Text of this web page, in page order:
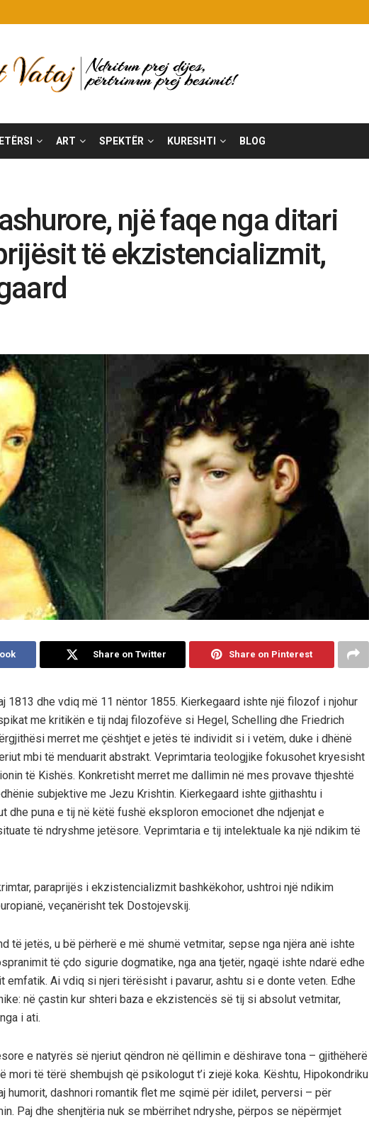
ART SPEKTËR KURESHTI BLOG
një faqe nga ditari
të ekzistencializmit,
Share on Twitter Share on Pinterest
1813 dhe vdiq më 11 nëntor 1855. Kierkegaard ishte një filozof i njohur
me kritikën e tij ndaj filozofëve si Hegel, Schelling dhe Friedrich
merret me çështjet e jetës të individit si i vetëm, duke i dhënë
mbi të menduarit abstrakt. Veprimtaria teologjike fokusohet kryesisht
të Kishës. Konkretisht merret me dallimin në mes provave thjeshtë
subjektive me Jezu Krishtin. Kierkegaard ishte gjithashtu i
dhe puna e tij në këtë fushë eksploron emocionet dhe ndjenjat e
të ndryshme jetësore. Veprimtaria e tij intelektuale ka një ndikim të
paraprijës i ekzistencializmit bashkëkohor, ushtroi një ndikim
veçanërisht tek Dostojevskij.
të jetës, u bë përherë e më shumë vetmitar, sepse nga njëra anë ishte
të çdo sigurie dogmatike, nga ana tjetër, ngaqë ishte ndarë edhe
Ai vdiq si njeri tërësisht i pavarur, ashtu si e donte veten. Edhe
në çastin kur shteri baza e ekzistencës së tij si absolut vetmitar,
i ati.
e natyrës së njeriut qëndron në qëllimin e dëshirave tona – gjithëherë
mori të tërë shembujsh që psikologut t’i ziejë koka. Kështu, Hipokondriku
humorit, dashnori romantik flet me sqimë për idilet, perversi – për
Paj dhe shenjtëria nuk se mbërrihet ndryshe, përpos se nëpërmjet